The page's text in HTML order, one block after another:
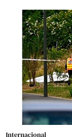
Internacional